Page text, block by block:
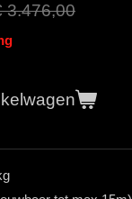
3.476,00